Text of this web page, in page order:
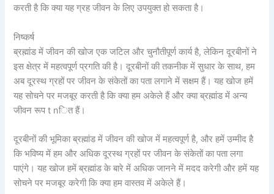
करती है कि क्या यह ग्रह जीवन के लिए उपयुक्त हो सकता है।
निष्कर्ष
ब्रह्मांड में जीवन की खोज एक जटिल और चुनौतीपूर्ण कार्य है, लेकिन दूरबीनों ने
इस क्षेत्र में महत्वपूर्ण प्रगति की है। दूरबीनों की तकनीक में सुधार के साथ, हम
अब दूरस्थ ग्रहों पर जीवन के संकेतों का पता लगाने में सक्षम हैं। यह खोज हमें
यह सोचने पर मजबूर करती है कि क्या हम अकेले हैं और क्या ब्रह्मांड में अन्य
जीवन रूप t nित हैं।
दूरबीनों की भूमिका ब्रह्मांड में जीवन की खोज में महत्वपूर्ण है, और हमें उम्मीद है
कि भविष्य में हम और अधिक दूरस्थ ग्रहों पर जीवन के संकेतों का पता लगा
पाएंगे। यह खोज हमें ब्रह्मांड के बारे में अधिक जानने में मदद करेगी और हमें यह
सोचने पर मजबूर करेगी कि क्या हम वास्तव में अकेले हैं।